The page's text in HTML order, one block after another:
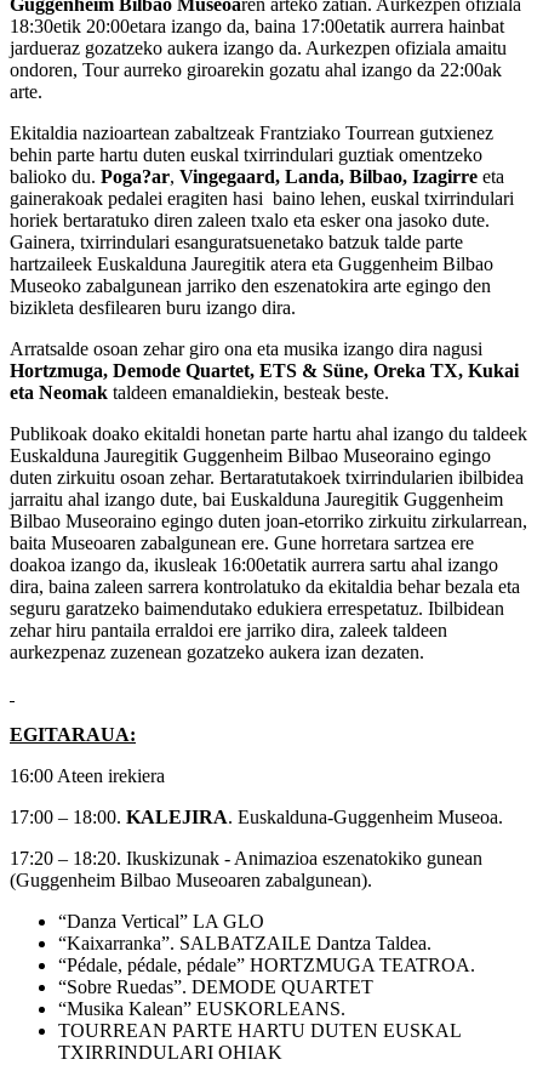
Guggenheim Bilbao Museoaren arteko zatian. Aurkezpen ofiziala
18:30etik 20:00etara izango da, baina 17:00etatik aurrera hainbat
jardueraz gozatzeko aukera izango da. Aurkezpen ofiziala amaitu
ondoren, Tour aurreko giroarekin gozatu ahal izango da 22:00ak
arte.
Ekitaldia nazioartean zabaltzeak Frantziako Tourrean gutxienez
behin parte hartu duten euskal txirrindulari guztiak omentzeko
balioko du. Poga?ar, Vingegaard, Landa, Bilbao, Izagirre eta
gainerakoak pedalei eragiten hasi baino lehen, euskal txirrindulari
horiek bertaratuko diren zaleen txalo eta esker ona jasoko dute.
Gainera, txirrindulari esanguratsuenetako batzuk talde parte
hartzaileek Euskalduna Jauregitik atera eta Guggenheim Bilbao
Museoko zabalgunean jarriko den eszenatokira arte egingo den
bizikleta desfilearen buru izango dira.
Arratsalde osoan zehar giro ona eta musika izango dira nagusi
Hortzmuga, Demode Quartet, ETS & Süne, Oreka TX, Kukai
eta Neomak taldeen emanaldiekin, besteak beste.
Publikoak doako ekitaldi honetan parte hartu ahal izango du taldeek
Euskalduna Jauregitik Guggenheim Bilbao Museoraino egingo
duten zirkuitu osoan zehar. Bertaratutakoek txirrindularien ibilbidea
jarraitu ahal izango dute, bai Euskalduna Jauregitik Guggenheim
Bilbao Museoraino egingo duten joan-etorriko zirkuitu zirkularrean,
baita Museoaren zabalgunean ere. Gune horretara sartzea ere
doakoa izango da, ikusleak 16:00etatik aurrera sartu ahal izango
dira, baina zaleen sarrera kontrolatuko da ekitaldia behar bezala eta
seguru garatzeko baimendutako edukiera errespetatuz. Ibilbidean
zehar hiru pantaila erraldoi ere jarriko dira, zaleek taldeen
aurkezpenaz zuzenean gozatzeko aukera izan dezaten.
EGITARAUA:
16:00 Ateen irekiera
17:00 – 18:00. KALEJIRA. Euskalduna-Guggenheim Museoa.
17:20 – 18:20. Ikuskizunak - Animazioa eszenatokiko gunean
(Guggenheim Bilbao Museoaren zabalgunean).
“Danza Vertical” LA GLO
“Kaixarranka”. SALBATZAILE Dantza Taldea.
“Pédale, pédale, pédale” HORTZMUGA TEATROA.
“Sobre Ruedas”. DEMODE QUARTET
“Musika Kalean” EUSKORLEANS.
TOURREAN PARTE HARTU DUTEN EUSKAL
TXIRRINDULARI OHIAK